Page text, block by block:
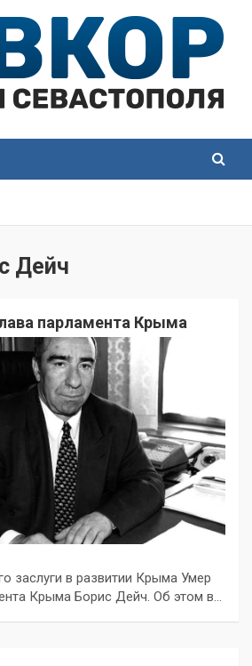
Дейч
парламента Крыма
заслуги в развитии Крыма Умер
Крыма Борис Дейч. Об этом в…